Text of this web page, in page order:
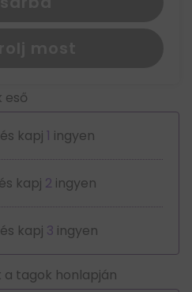
eső
és kapj 1 ingyen
és kapj 2 ingyen
és kapj 3 ingyen
a tagok honlapján